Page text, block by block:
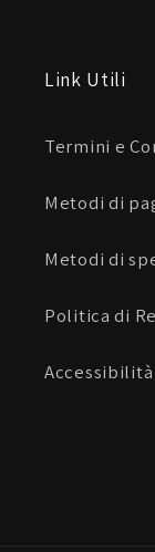
Link Utili
Termini e
Metodi di
Metodi di
Politica di
Accessibilità